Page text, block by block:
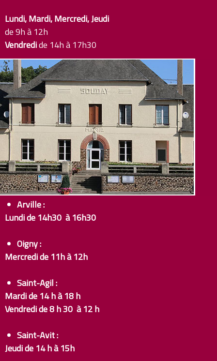
Lundi, Mardi, Mercredi, Jeudi
de 9h à 12h
Vendredide 14h à 17h30
Arville :
Lundi de 14h30 à 16h30
Oigny :
Mercredi de 11h à 12h
Saint-Agil :
Mardi de 14 h à 18 h
Vendredi de 8 h 30 à 12 h
Saint-Avit :
Jeudi de 14 h à 15h